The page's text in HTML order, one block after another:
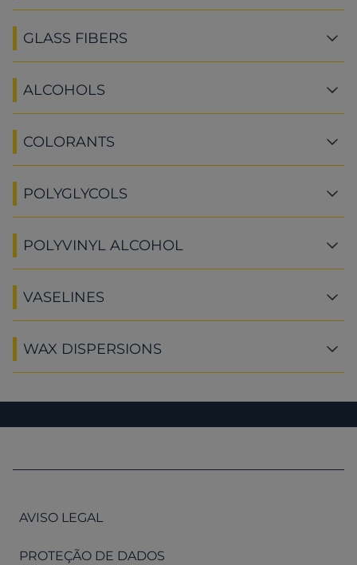
GLASS FIBERS
ALCOHOLS
COLORANTS
POLYGLYCOLS
POLYVINYL ALCOHOL
VASELINES
WAX DISPERSIONS
AVISO LEGAL
PROTEÇÃO DE DADOS